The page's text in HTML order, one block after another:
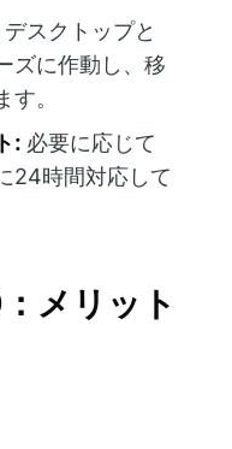
デスクトップと
ズに作動し、移
。
: 必要に応じて
24時間対応して
メリット